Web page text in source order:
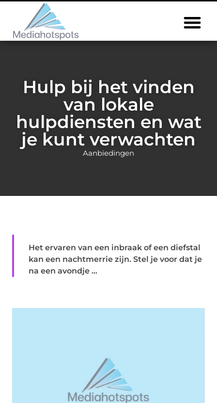
Hulp bij het vinden
van lokale
hulpdiensten en wat
je kunt verwachten
Aanbiedingen
Het ervaren van een inbraak of een diefstal
kan een nachtmerrie zijn. Stel je voor dat je
na een avondje ...